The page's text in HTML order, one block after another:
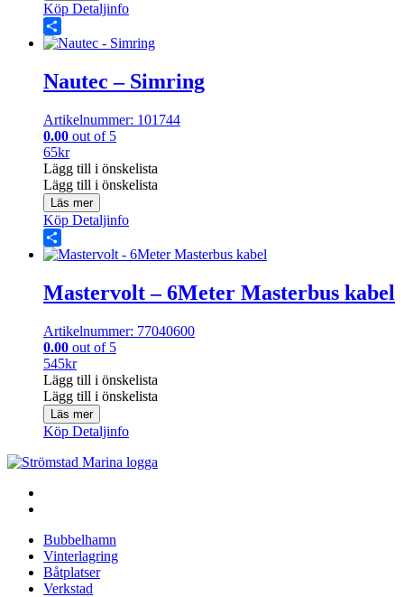
Köp Detaljinfo
Share
Nautec – Simring
Artikelnummer: 101744
0.00 out of 5
65kr
Lägg till i önskelista
Lägg till i önskelista
Läs mer
Köp Detaljinfo
Share
Mastervolt – 6Meter Masterbus kabel
Artikelnummer: 77040600
0.00 out of 5
545kr
Lägg till i önskelista
Lägg till i önskelista
Läs mer
Köp Detaljinfo
Bubbelhamn
Vinterlagring
Båtplatser
Verkstad